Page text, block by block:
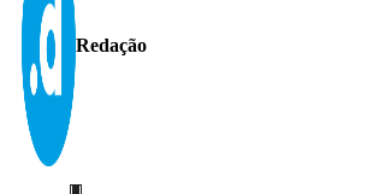
Redação